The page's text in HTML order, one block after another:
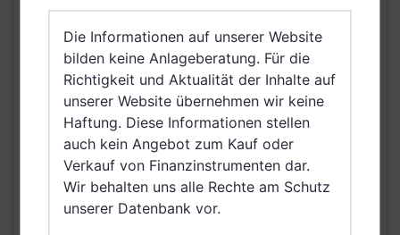
VERTRIEBSZULASSUNG
Schweiz, Polen,
Finnland, Dänemark,
Hong Kong, Ungarn,
Slowakei, Schweden,
Irland, Belgien, Taiwan
(Provinz Chinas),
Netherlands (Kingdom
of the), Norwegen,
Vereinigte Arabische
Die Informationen auf unserer Website
bilden keine Anlageberatung. Für die
Richtigkeit und Aktualität der Inhalte auf
unserer Website übernehmen wir keine
Haftung. Diese Informationen stellen
auch kein Angebot zum Kauf oder
Verkauf von Finanzinstrumenten dar.
Wir behalten uns alle Rechte am Schutz
unserer Datenbank vor.